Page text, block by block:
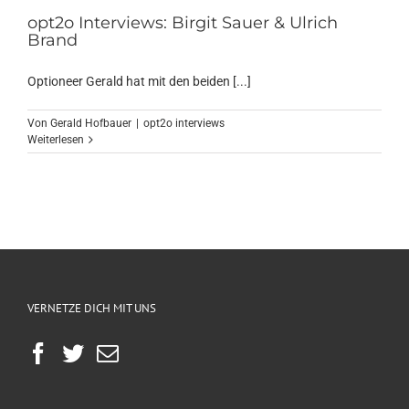
opt2o Interviews: Birgit Sauer & Ulrich
Brand
Optioneer Gerald hat mit den beiden [...]
Von Gerald Hofbauer | opt2o interviews
Weiterlesen
VERNETZE DICH MIT UNS